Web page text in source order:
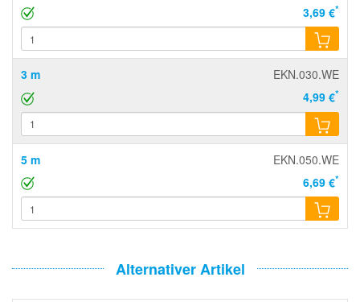
3,69 €*
3 m
EKN.030.WE
4,99 €*
5 m
EKN.050.WE
6,69 €*
Alternativer Artikel